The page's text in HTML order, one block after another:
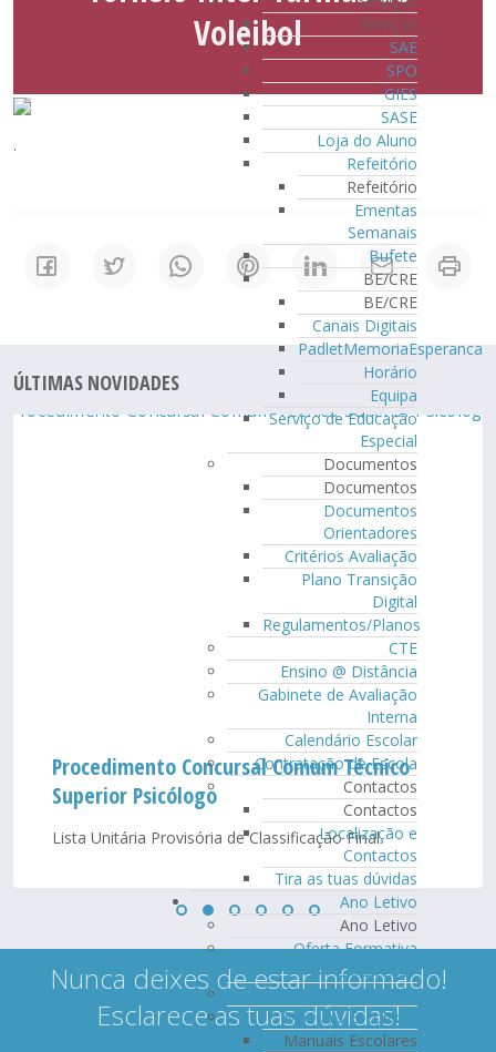
Serviços
SAE
SPO
GIES
SASE
Loja do Aluno
Refeitório
Refeitório
Ementas
Semanais
Bufete
BE/CRE
BE/CRE
Canais Digitais
PadletMemoriaEsperanca
Horário
Equipa
Serviço de Educação
Especial
Documentos
Documentos
Documentos
Orientadores
Critérios Avaliação
Plano Transição
Digital
Regulamentos/Planos
CTE
Ensino @ Distância
Gabinete de Avaliação
Interna
Calendário Escolar
Contratação de Escola
Contactos
Contactos
Localização e
Contactos
Tira as tuas dúvidas
Ano Letivo
Ano Letivo
Oferta Formativa
2026/2027
Tarefas Intuitivo
Manuais Escolares
Manuais Escolares
Voleibol
.
ÚLTIMAS NOVIDADES
Procedimento Concursal Comum Técnico
Superior Psicólogo
Lista Unitária Provisória de Classificação Final
Nunca deixes de estar informado!
Esclarece as tuas dúvidas!